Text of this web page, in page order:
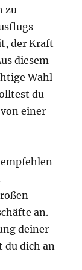
zu
der Kraft
diesem
Wahl
du
einer
an.
deiner
du dich an